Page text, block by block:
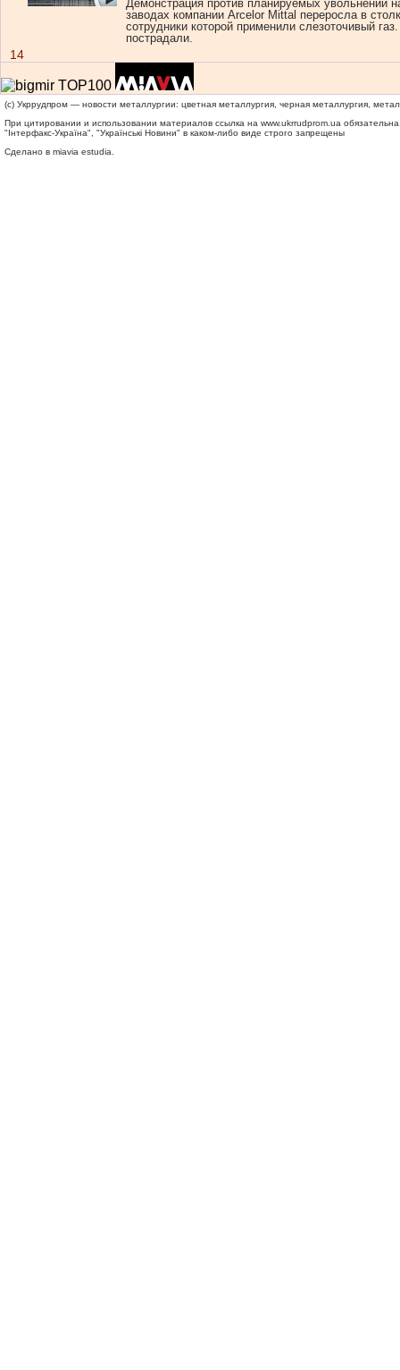
Демонстрация против планируемых увольнений
заводах компании Arcelor Mittal переросла в
сотрудники которой применили слезоточивый
пострадали.
14
(c) Укррудпром — новости металлургии: цветная металлургия, черная металлургия,
При цитировании и использовании материалов ссылка на www.ukrrudprom.ua
"Iнтерфакс-Україна", "Українськi Новини" в каком-либо виде строго запрещены
Сделано в miavia estudia.